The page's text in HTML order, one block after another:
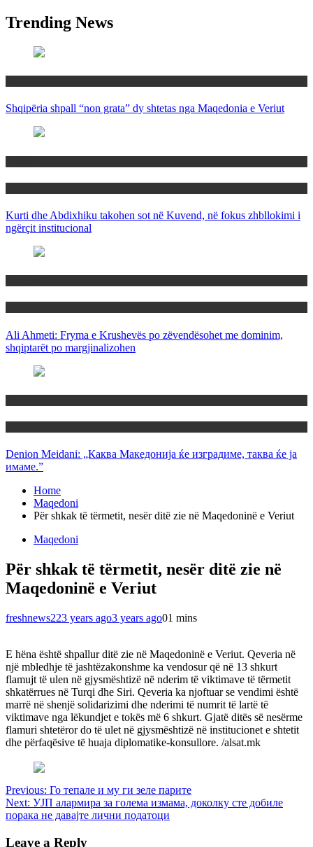
Trending News
Shqipëria shpall “non grata” dy shtetas nga Maqedonia e Veriut
Kurti dhe Abdixhiku takohen sot në Kuvend, në fokus zhbllokimi i
ngërçit institucional
Ali Ahmeti: Fryma e Krushevës po zëvendësohet me dominim,
shqiptarët po margjinalizohen
Denion Meidani: „Каква Македонија ќе изградиме, таква ќе ја
имаме.”
Home
Maqedoni
Për shkak të tërmetit, nesër ditë zie në Maqedoninë e Veriut
Maqedoni
Për shkak të tërmetit, nesër ditë zie në
Maqedoninë e Veriut
freshnews223 years ago3 years ago01 mins
E hëna është shpallur ditë zie në Maqedoninë e Veriut. Qeveria në
një mbledhje të jashtëzakonshme ka vendosur që në 13 shkurt
flamujt të ulen në gjysmështizë në nderim të viktimave të tërmetit
shkatërrues në Turqi dhe Siri. Qeveria ka njoftuar se vendimi është
marrë në shenjë solidarizimi dhe nderimi të numrit të lartë të
viktimave nga lëkundjet e tokës më 6 shkurt. Gjatë ditës së nesërme
flamuri shtetëror do të ulet në gjysmështizë në institucionet e shtetit
dhe përfaqësive të huaja diplomatike-konsullore. /alsat.mk
Post
navigation
Previous: Го тепале и му ги зеле парите
Next: УЈП алармира за голема измама, доколку сте добиле
порака не давајте лични податоци
Leave a Reply